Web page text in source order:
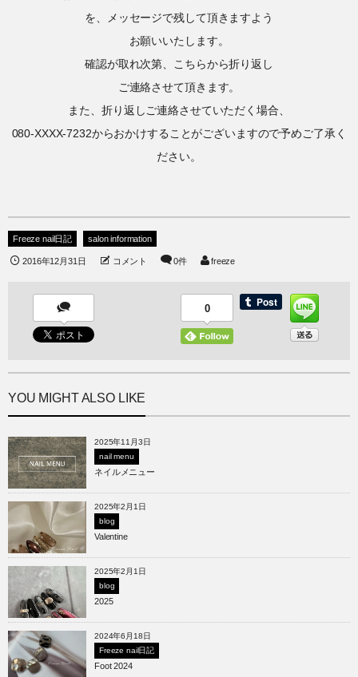
を、メッセージで残して頂きますよう
お願いいたします。
確認が取れ次第、こちらから折り返し
ご連絡させて頂きます。
また、折り返しご連絡させていただく場合、
080-XXXX-7232からおかけすることがございますので予めご了承く
ださい。
Freeze nail日記 salon information
2016年12月31日 コメント 0件 freeze
0
YOU MIGHT ALSO LIKE
2025年11月3日
nail menu
ネイルメニュー
2025年2月1日
blog
Valentine
2025年2月1日
blog
2025
2024年6月18日
Freeze nail日記
Foot 2024